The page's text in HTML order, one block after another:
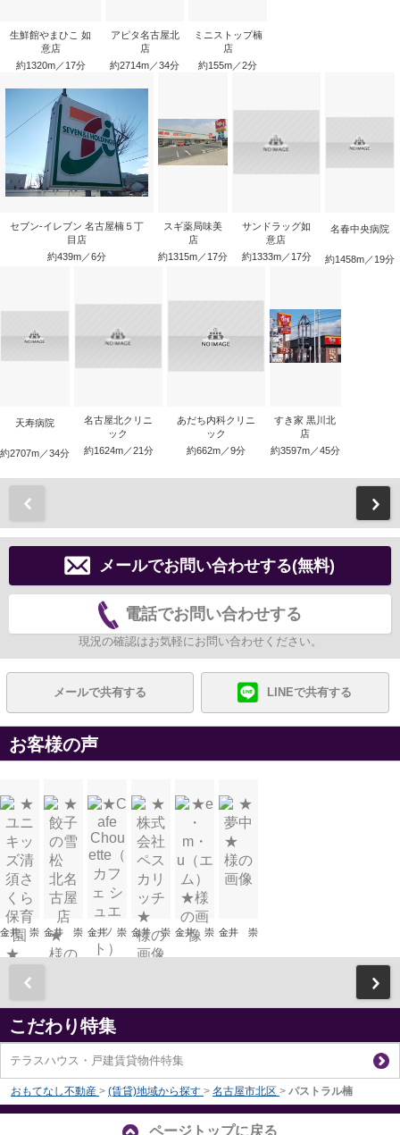
生鮮館やまひこ 如
意店
約1320m／17分
アピタ名古屋北
店
約2714m／34分
ミニストップ楠
店
約155m／2分
セブン‐イレブン 名古屋楠５丁
目店
約439m／6分
スギ薬局味美
店
約1315m／17分
サンドラッグ如
意店
約1333m／17分
名春中央病院
約1458m／19分
天寿病院
約2707m／34分
名古屋北クリニ
ック
約1624m／21分
あだち内科クリニ
ック
約662m／9分
すき家 黒川北
店
約3597m／45分
メールでお問い合わせする(無料)
電話でお問い合わせする
現況の確認はお気軽にお問い合わせください。
メールで共有する LINEで共有する
お客様の声
金井 崇 金井 崇 金井 崇 金井 崇 金井 崇 金井 崇
こだわり特集
テラスハウス・戸建賃貸物件特集
おもてなし不動産 > (賃貸)地域から探す > 名古屋市北区 > パストラル楠
ページトップに戻る